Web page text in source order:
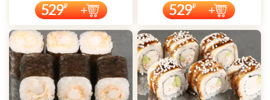
529 529